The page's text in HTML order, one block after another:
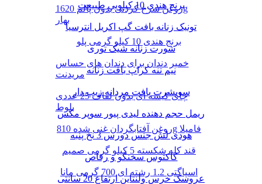
روغن سرخ کردنی بدون پالم 1620g
بهار
برنج هندی 10 کیلو گرمی پلو
خمیر دندان برای دندان های حساس
مریدنت
چای کیسه ای بدون لفاف 25 عددی
بلوط
روغن آفتابگردان غنی شده 810g فامیلا
قند کله شکسته 5 کیلو گرمی صمیم
اسپاگتی 1.2 رشته ای 700 گرمی مانا
برنج هندی 10 کیلویی طبیعت
تونیک زنانه بافت گپ اکریل انترسیا
شورت زنانه شیک توری
نیم تنه کراپ بافت زنانه
سویشرت بافت مردانه زیپ دار
ریمل حجم دهنده لیدی پیور سوپر مکس
هودی لش جنس دورس 3 نخ پنبه
کاکتوس سخنگو و رقاص
عروسک خرس ولنتاین ارتفاع 20 سانتی